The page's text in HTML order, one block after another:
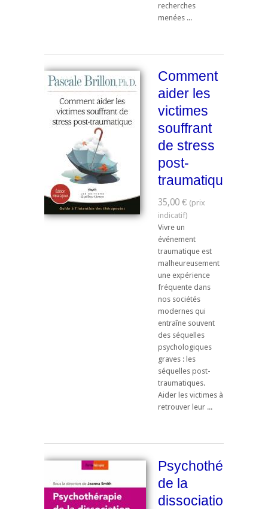
recherches
menées ...
Comment
aider les
victimes
souffrant
de stress
post-
traumatique
35,00 €
Vivre un
événement
traumatique est
malheureusement
une expérience
fréquente dans
nos sociétés
modernes qui
entraîne souvent
des séquelles
psychologiques
graves : les
séquelles post-
traumatiques.
Aider les victimes à
retrouver leur ...
Psychothérapie
de la
dissociation